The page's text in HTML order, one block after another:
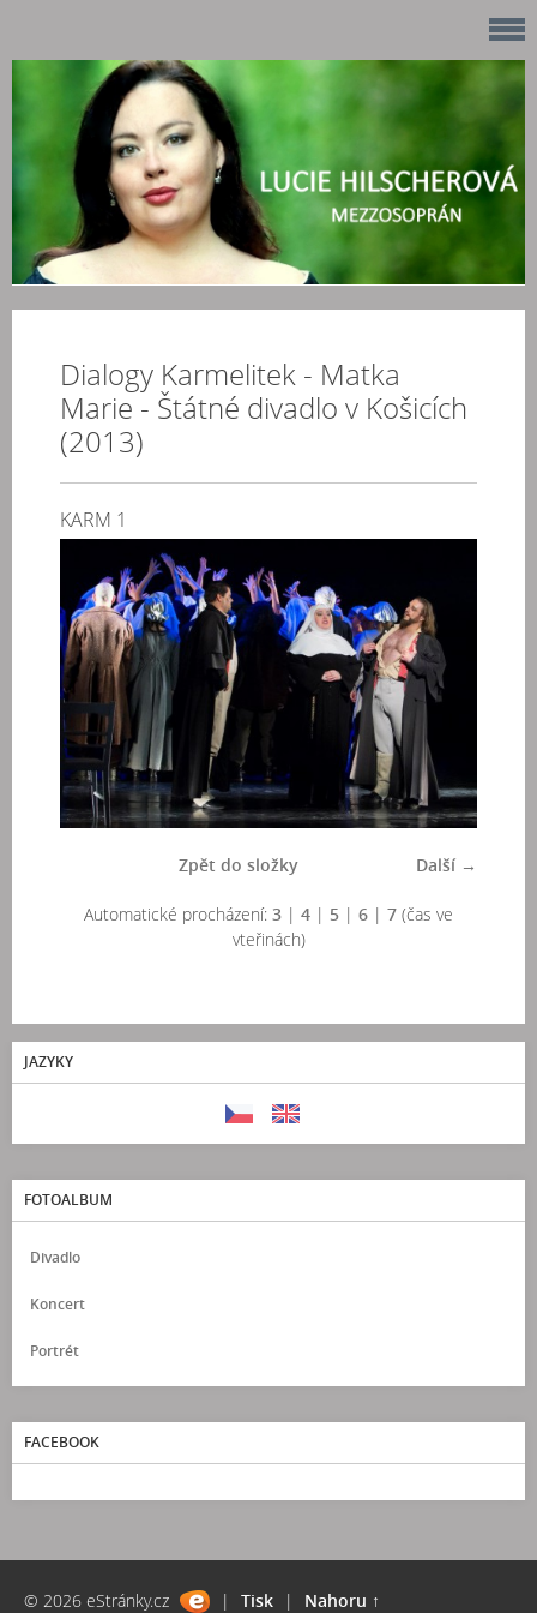
Dialogy Karmelitek - Matka
Marie - Štátné divadlo v Košicích
(2013)
KARM 1
Další →
Zpět do složky
Automatické procházení: 3 | 4 | 5 | 6 | 7 (čas ve
vteřinách)
JAZYKY
FOTOALBUM
Divadlo
Koncert
Portrét
FACEBOOK
© 2026 eStránky.cz | Tisk | Nahoru ↑